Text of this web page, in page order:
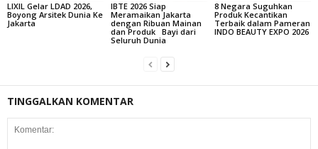
LIXIL Gelar LDAD 2026,
Boyong Arsitek Dunia Ke
Jakarta
IBTE 2026 Siap
Meramaikan Jakarta
dengan Ribuan Mainan
dan Produk Bayi dari
Seluruh Dunia
8 Negara Suguhkan
Produk Kecantikan
Terbaik dalam Pameran
INDO BEAUTY EXPO 2026
TINGGALKAN KOMENTAR